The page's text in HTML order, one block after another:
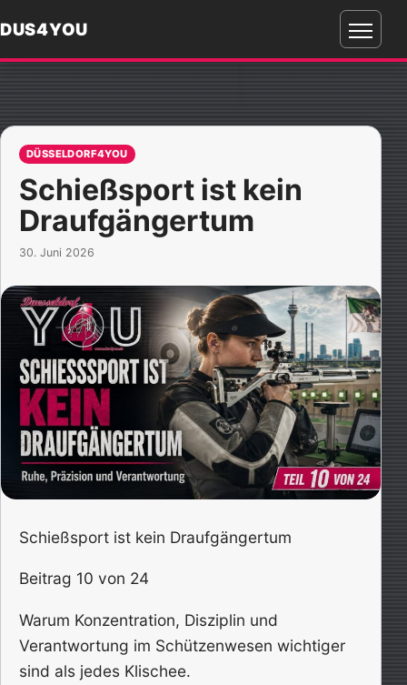
DUS4YOU
Menü
DÜSSELDORF4YOU
Schießsport ist kein
Draufgängertum
30. Juni 2026
Schießsport ist kein Draufgängertum
Beitrag 10 von 24
Warum Konzentration, Disziplin und
Verantwortung im Schützenwesen wichtiger
sind als jedes Klischee.